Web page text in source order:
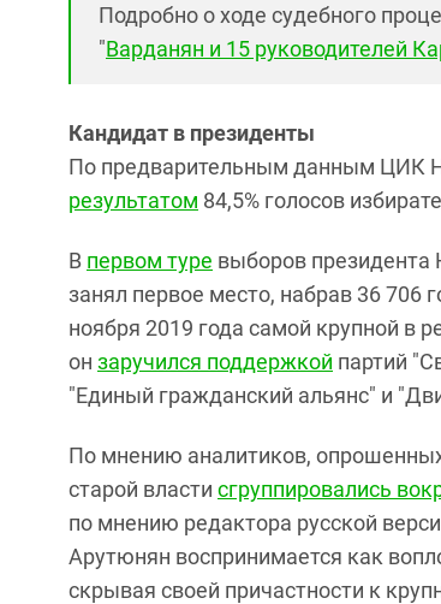
Подробно о ходе судебного
"Варданян и 15 руководителей
Кандидат в президенты
По предварительным данным ЦИК
результатом 84,5% голосов
В первом туре выборов президента
занял первое место, набрав 36 706
ноября 2019 года самой крупной в
он заручился поддержкой партий
"Единый гражданский альянс" и
По мнению аналитиков,
старой власти сгруппировались
по мнению редактора русской
Арутюнян воспринимается как
скрывая своей причастности к